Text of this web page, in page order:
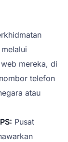
mereka, di
telefon
atau
Pusat